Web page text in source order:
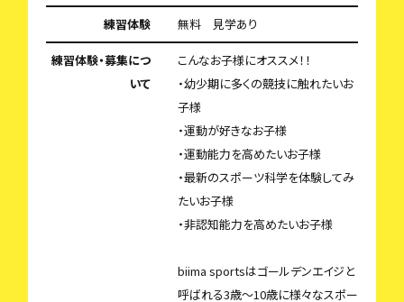
練習体験 無料 見学あり
練習体験・募集につ
いて
こんなお子様にオススメ！！
・幼少期に多くの競技に触れたいお
子様
・運動が好きなお子様
・運動能力を高めたいお子様
・最新のスポーツ科学を体験してみ
たいお子様
・非認知能力を高めたいお子様
biima sportsはゴールデンエイジと
呼ばれる3歳〜10歳に様々なスポー